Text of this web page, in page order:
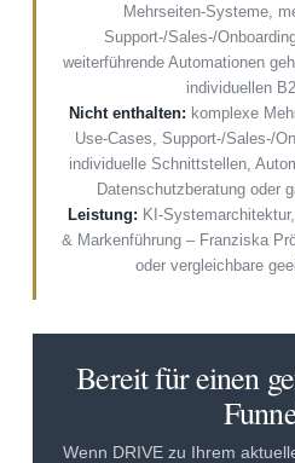
Mehrseiten-Systeme,
Support-/Sales-/
weiterführende Automationen
individuellen
Nicht enthalten: komplexe
Use-Cases, Support-/Sales-/
individuelle Schnittstellen,
Datenschutzberatung oder
Leistung: KI-
& Markenführung – Franziska
oder vergleichbare
Bereit für einen
Wenn DRIVE zu Ihrem